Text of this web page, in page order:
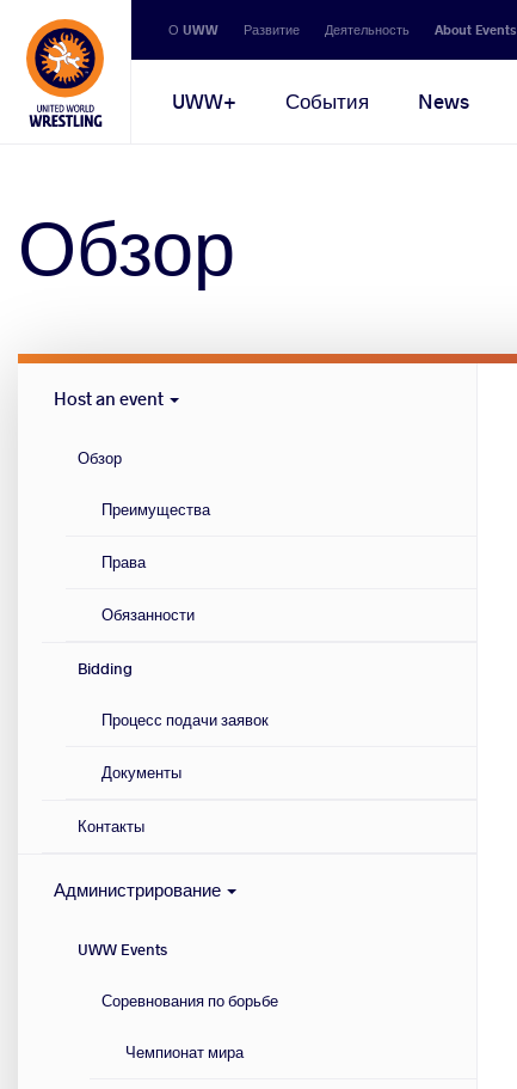
Secondary
navigation
О UWW Развитие Деятельность About Events
Main
UWW+ События News
Обзор
Host
menu
Host an event
Обзор
Преимущества
Права
Обязанности
Bidding
Процесс подачи заявок
Документы
Контакты
Администрирование
UWW Events
Соревнования по борьбе
Чемпионат мира